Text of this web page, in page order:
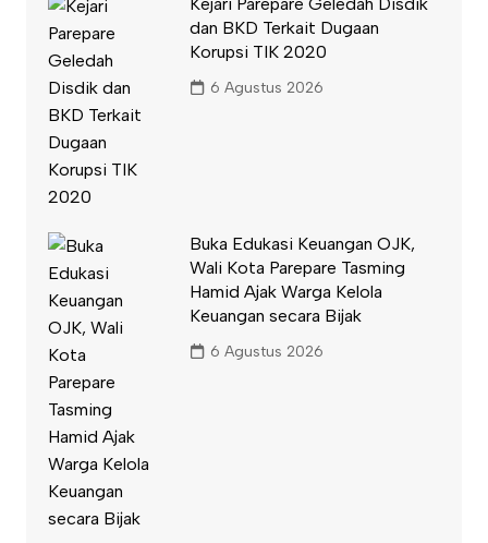
dan BKD Terkait Dugaan
Korupsi TIK 2020
6 Agustus 2026
Buka Edukasi Keuangan OJK,
Wali Kota Parepare Tasming
Hamid Ajak Warga Kelola
Keuangan secara Bijak
6 Agustus 2026